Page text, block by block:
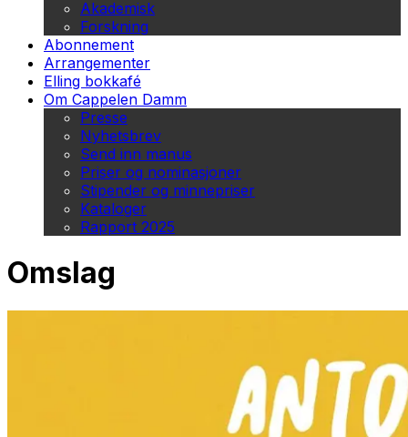
Akademisk
Forskning
Abonnement
Arrangementer
Elling bokkafé
Om Cappelen Damm
Presse
Nyhetsbrev
Send inn manus
Priser og nominasjoner
Stipender og minnepriser
Kataloger
Rapport 2025
Omslag